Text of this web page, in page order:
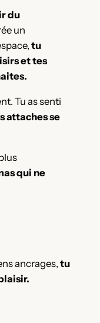
du
un
tu
et tes
Tu as senti
attaches se
qui ne
ancrages, tu